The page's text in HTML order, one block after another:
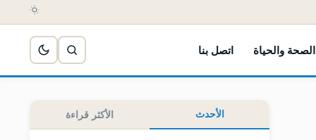
الصحة والحياة اتصل بنا
الأحدث الأكثر قراءة